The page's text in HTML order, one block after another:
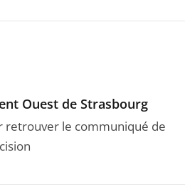
Ouest de Strasbourg
retrouver le communiqué de